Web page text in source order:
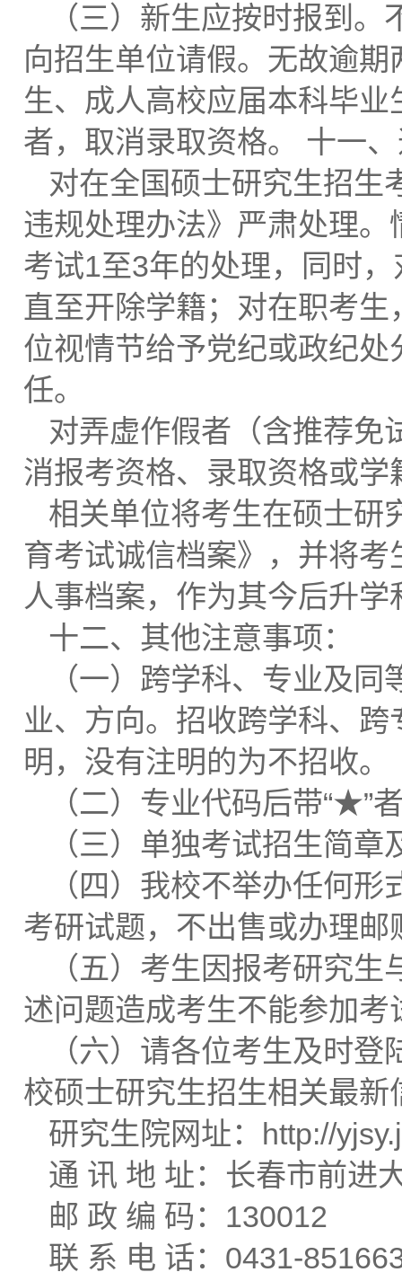
（三）新生应按时报到
向招生单位请假。无故逾
生、成人高校应届本科毕
者，取消录取资格。 十一
对在全国硕士研究生招生
违规处理办法》严肃处理
考试1至3年的处理，同时
直至开除学籍；对在职考
位视情节给予党纪或政纪
任。
对弄虚作假者（含推荐免
消报考资格、录取资格或学
相关单位将考生在硕士研
育考试诚信档案》，并将
人事档案，作为其今后升
十二、其他注意事项：
（一）跨学科、专业及
业、方向。招收跨学科、
明，没有注明的为不招收。
（二）专业代码后带“★”
（三）单独考试招生简
（四）我校不举办任何
考研试题，不出售或办理
（五）考生因报考研究
述问题造成考生不能参加
（六）请各位考生及时
校硕士研究生招生相关最新
研究生院网址：http://
通 讯 地 址：长春市前进
邮 政 编 码：130012
联 系 电 话：0431-